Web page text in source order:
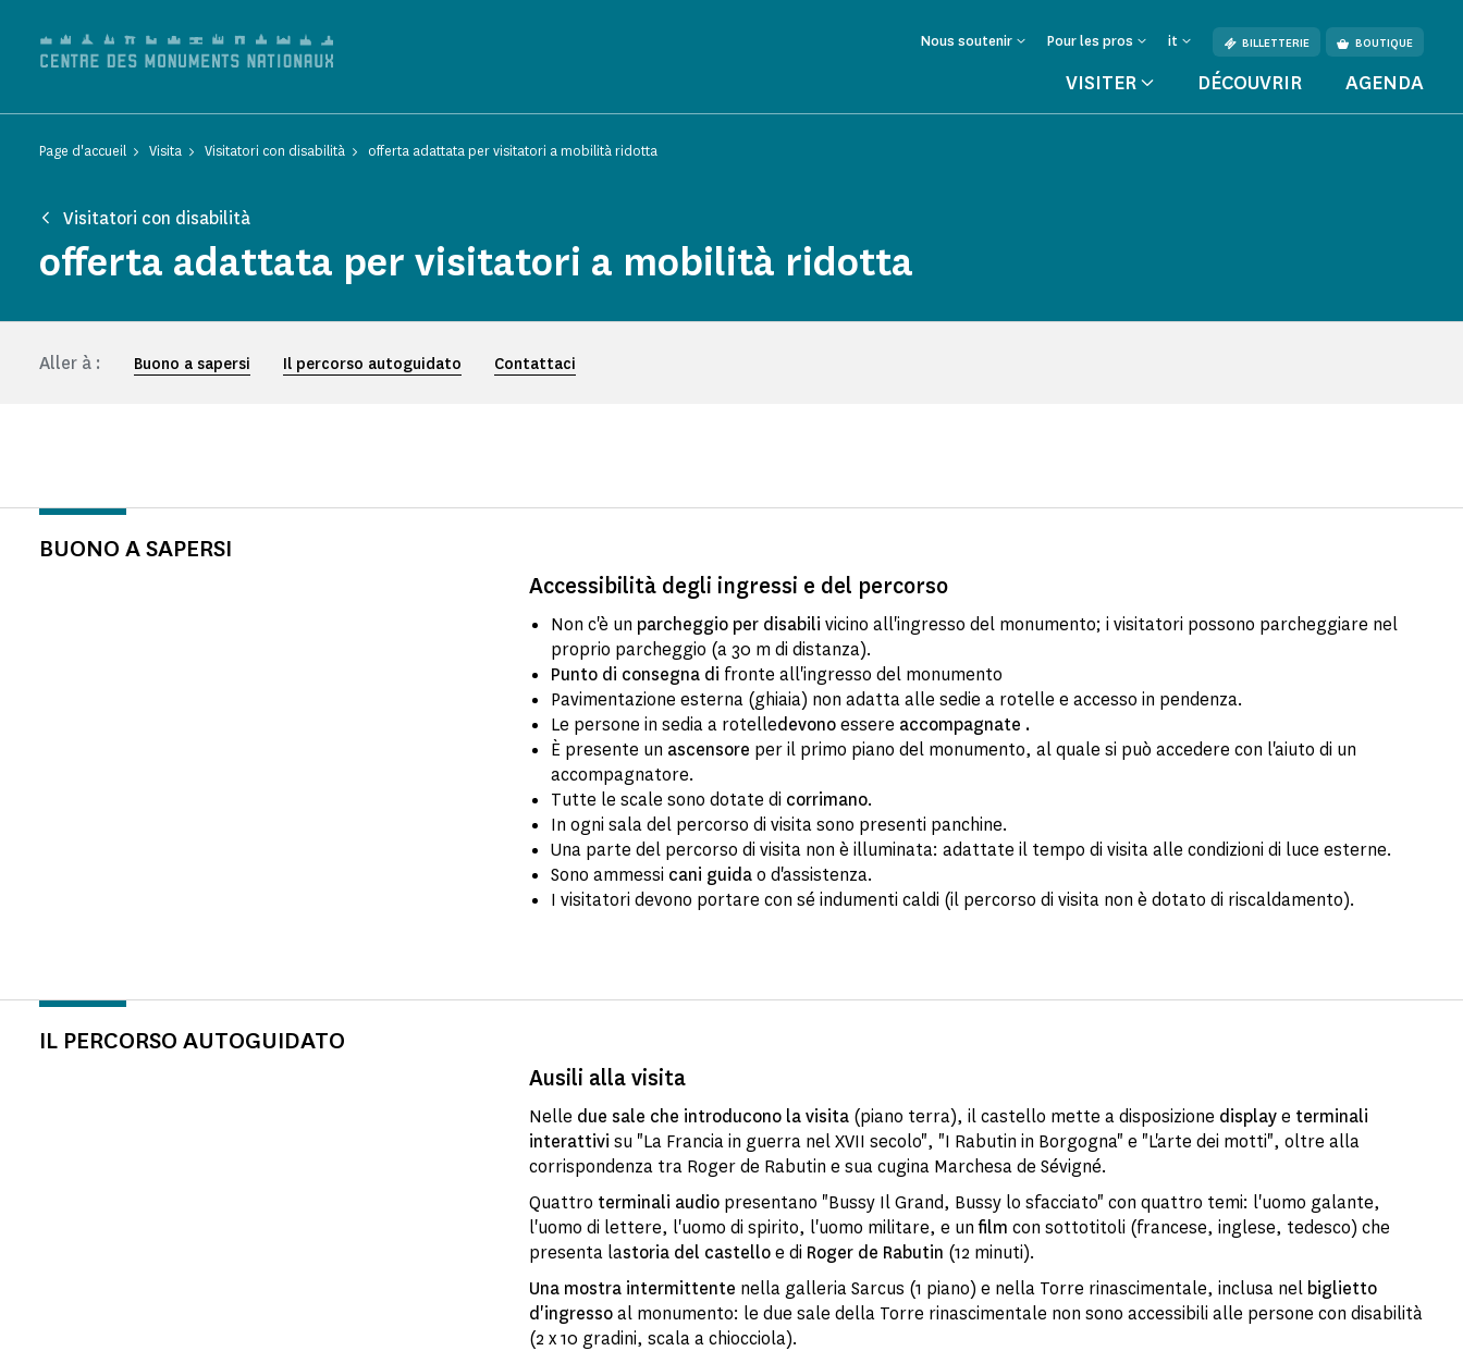
Nous soutenir Pour les pros it BILLETTERIE BOUTIQUE
VISITER DÉCOUVRIR AGENDA
Page d'accueil Visita Visitatori con disabilità offerta adattata per visitatori a mobilità ridotta
Visitatori con disabilità
offerta adattata per visitatori a mobilità ridotta
Aller à : Buono a sapersi Il percorso autoguidato Contattaci
BUONO A SAPERSI
Accessibilità degli ingressi e del percorso
Non c'è un parcheggio per disabili vicino all'ingresso del monumento; i visitatori possono parcheggiare nel
proprio parcheggio (a 30 m di distanza).
Punto di consegna di fronte all'ingresso del monumento
Pavimentazione esterna (ghiaia) non adatta alle sedie a rotelle e accesso in pendenza.
Le persone in sedia a rotelledevonoessere accompagnate .
È presente un ascensore per il primo piano del monumento, al quale si può accedere con l'aiuto di un
accompagnatore.
Tutte le scale sono dotate di corrimano.
In ogni sala del percorso di visita sono presenti panchine.
Una parte del percorso di visita non è illuminata: adattate il tempo di visita alle condizioni di luce esterne.
Sono ammessi cani guidao d'assistenza.
I visitatori devono portare con sé indumenti caldi (il percorso di visita non è dotato di riscaldamento).
IL PERCORSO AUTOGUIDATO
Ausili alla visita
Nelle due sale che introducono la visita (piano terra), il castello mette a disposizione displaye terminali
interattivi su "La Francia in guerra nel XVII secolo", "I Rabutin in Borgogna" e "L'arte dei motti", oltre alla
corrispondenza tra Roger de Rabutin e sua cugina Marchesa de Sévigné.
Quattro terminali audio presentano "Bussy Il Grand, Bussy lo sfacciato" con quattro temi: l'uomo galante,
l'uomo di lettere, l'uomo di spirito, l'uomo militare, e unfilm con sottotitoli (francese, inglese, tedesco) che
presenta lastoria del castelloe di Roger de Rabutin (12 minuti).
Una mostra intermittente nella galleria Sarcus (1 piano) e nella Torre rinascimentale, inclusa nel biglietto
d'ingressoal monumento: le due sale della Torre rinascimentale non sono accessibili alle persone con disabilità
(2 x 10 gradini, scala a chiocciola).